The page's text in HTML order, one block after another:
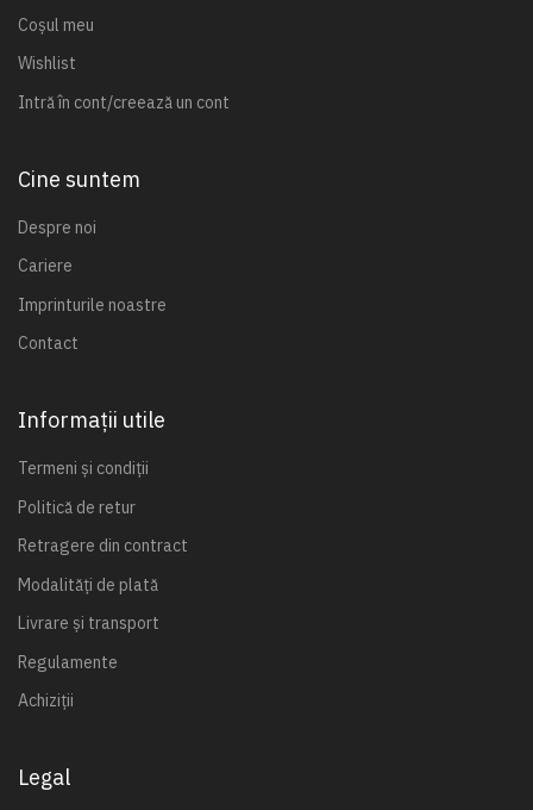
Coșul meu
Wishlist
Intră în cont/creează un cont
Cine suntem
Despre noi
Cariere
Imprinturile noastre
Contact
Informații utile
Termeni și condiții
Politică de retur
Retragere din contract
Modalități de plată
Livrare și transport
Regulamente
Achiziții
Legal